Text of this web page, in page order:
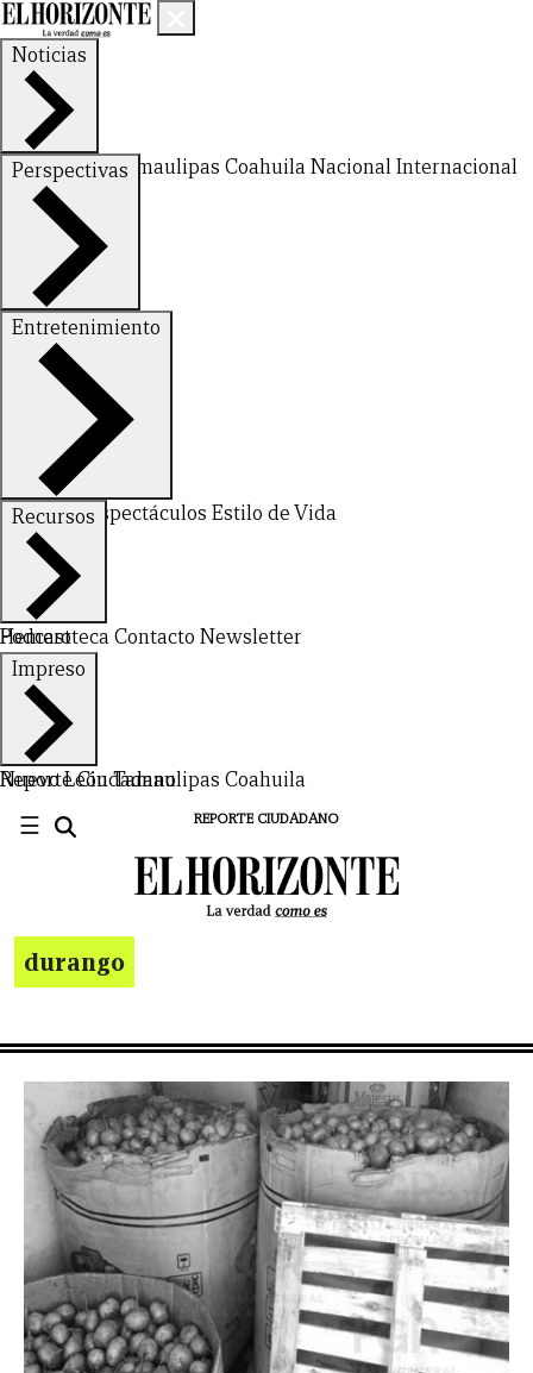
Noticias
Nuevo LeónTamaulipas Coahuila NacionalInternacional
Perspectivas
FinanzasOpinión
Entretenimiento
DeportesEspectáculos Estilo de Vida
Recursos
Hemeroteca Contacto Newsletter
Podcast
Impreso
Nuevo LeónTamaulipas Coahuila
Reporte Ciudadano
☰ REPORTE CIUDADANO
CERRAR
durango